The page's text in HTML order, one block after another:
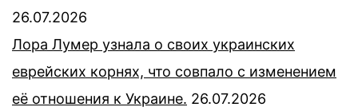
26.07.2026
Лора Лумер узнала о своих украинских
еврейских корнях, что совпало с изменением
её отношения к Украине. 26.07.2026